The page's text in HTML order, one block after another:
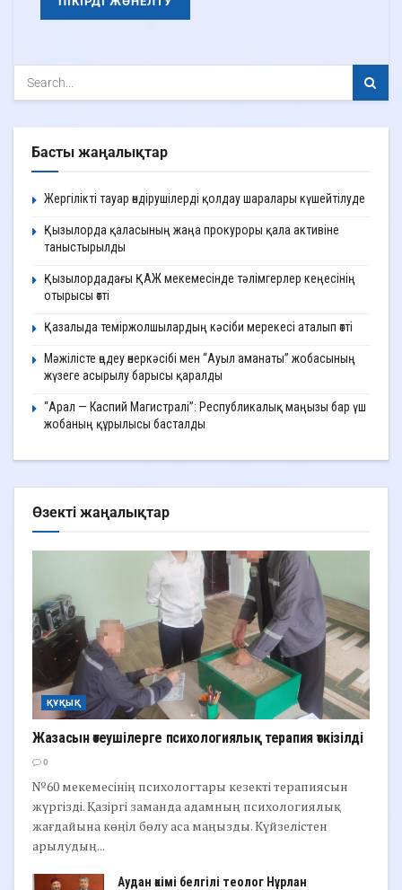
Басты жаңалықтар
Жергілікті тауар өндірушілерді қолдау шаралары күшейтілуде
Қызылорда қаласының жаңа прокуроры қала активіне
таныстырылды
Қызылордадағы ҚАЖ мекемесінде тәлімгерлер кеңесінің
отырысы өтті
Қазалыда теміржолшылардың кәсіби мерекесі аталып өтті
Мәжілісте өңдеу өнеркәсібі мен “Ауыл аманаты” жобасының
жүзеге асырылу барысы қаралды
“Арал — Каспий Магистралі”: Республикалық маңызы бар үш
жобаның құрылысы басталды
Өзекті жаңалықтар
ҚҰҚЫҚ
Жазасын өтеушілерге психологиялық терапия өткізілді
0
№60 мекемесінің психологтары кезекті терапиясын
жүргізді. Қазіргі заманда адамның психологиялық
жағдайына көңіл бөлу аса маңызды. Күйзелістен
арылудың...
Аудан әкімі белгілі теолог Нұрлан